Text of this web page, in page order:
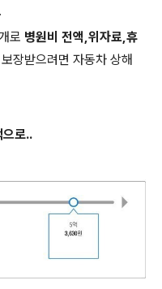
로 병원비 전액,위자료,휴
장받으려면 자동차 상해
로..